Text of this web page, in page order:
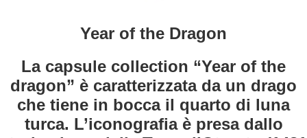
Year of the Dragon
La capsule collection “Year of the
dragon” è caratterizzata da un drago
che tiene in bocca il quarto di luna
turca. L’iconografia è presa dallo